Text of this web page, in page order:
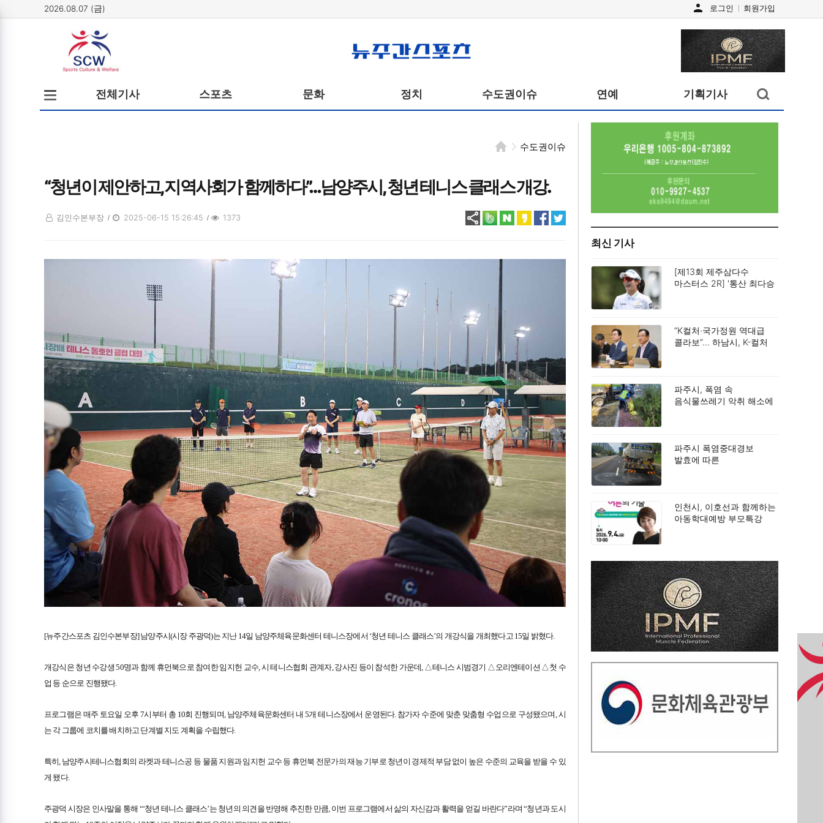
2026.08.07 (금) person 로그인 회원가입
뉴주간스포츠
전체메뉴
열기/
닫기
전체기사 스포츠 문화 정치 수도권이슈 연예 기획기사 검색창
열기/
닫기
뉴
수도권이슈
“청년이 제안하고, 지역사회가 함께하다”…남양주시, 청년 테니스 클래스 개강.
김인수본부장 2025-06-15 15:26:45 1373
[뉴주간스포츠 김인수본부장] 남양주시(시장 주광덕)는 지난 14일 남양주체육문화센터 테니스장에서 ‘청년 테니스 클래스’의 개강식을 개최했다고 15일 밝혔다.
개강식은 청년 수강생 50명과 함께 휴먼북으로 참여한 임지헌 교수, 시 테니스협회 관계자, 강사진 등이 참석한 가운데, △테니스 시범경기 △오리엔테이션 △첫 수
업 등 순으로 진행됐다.
프로그램은 매주 토요일 오후 7시부터 총 10회 진행되며, 남양주체육문화센터 내 5개 테니스장에서 운영된다. 참가자 수준에 맞춘 맞춤형 수업으로 구성됐으며, 시
는 각 그룹에 코치를 배치하고 단계별 지도 계획을 수립했다.
특히, 남양주시테니스협회의 라켓과 테니스공 등 물품 지원과 임지헌 교수 등 휴먼북 전문가의 재능 기부로 청년이 경제적 부담 없이 높은 수준의 교육을 받을 수 있
게 됐다.
주광덕 시장은 인사말을 통해 “‘청년 테니스 클래스’는 청년의 의견을 반영해 추진한 만큼, 이번 프로그램에서 삶의 자신감과 활력을 얻길 바란다”라며 “청년과 도시
최신 기사
[제13회 제주삼다수
마스터스 2R] '통산 최다승
“K컬처·국가정원 역대급
콜라보”… 하남시, K-컬처
파주시, 폭염 속
음식물쓰레기 악취 해소에
파주시 폭염중대경보
발효에 따른
인천시, 이호선과 함께하는
아동학대예방 부모특강